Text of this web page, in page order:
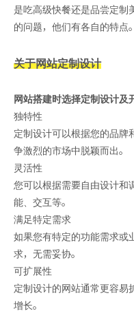
是吃高级快餐还是品尝定制
的问题，他们有各自的特点
关于网站定制设计
网站搭建时选择定制设计及
独特性
定制设计可以根据您的品牌
争激烈的市场中脱颖而出。
灵活性
您可以根据需要自由设计和
能、交互等。
满足特定需求
如果您有特定的功能需求或
求，无需妥协。
可扩展性
定制设计的网站通常更容易
增长。